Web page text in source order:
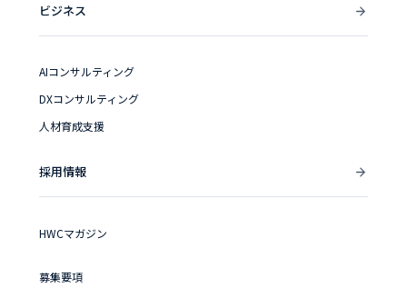
ビジネス
AIコンサルティング
DXコンサルティング
人材育成支援
採用情報
HWCマガジン
募集要項